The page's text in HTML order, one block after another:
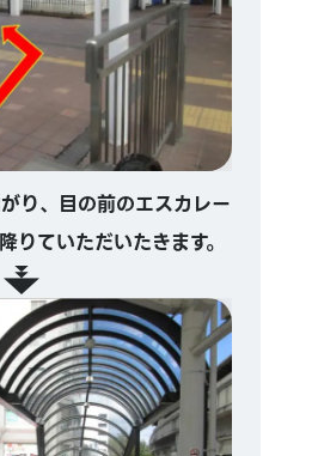
り、目の前のエスカレー
りていただいたきます。